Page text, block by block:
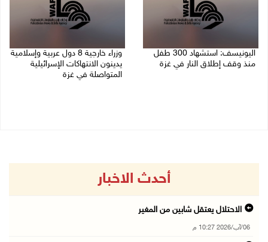
اليونيسف: استشهاد 300 طفل
منذ وقف إطلاق النار في غزة
وزراء خارجية 8 دول عربية وإسلامية
يدينون الانتهاكات الإسرائيلية
المتواصلة في غزة
أحدث الاخبار
الاحتلال يعتقل شابين من المغير
06/آب/2026 10:27 م